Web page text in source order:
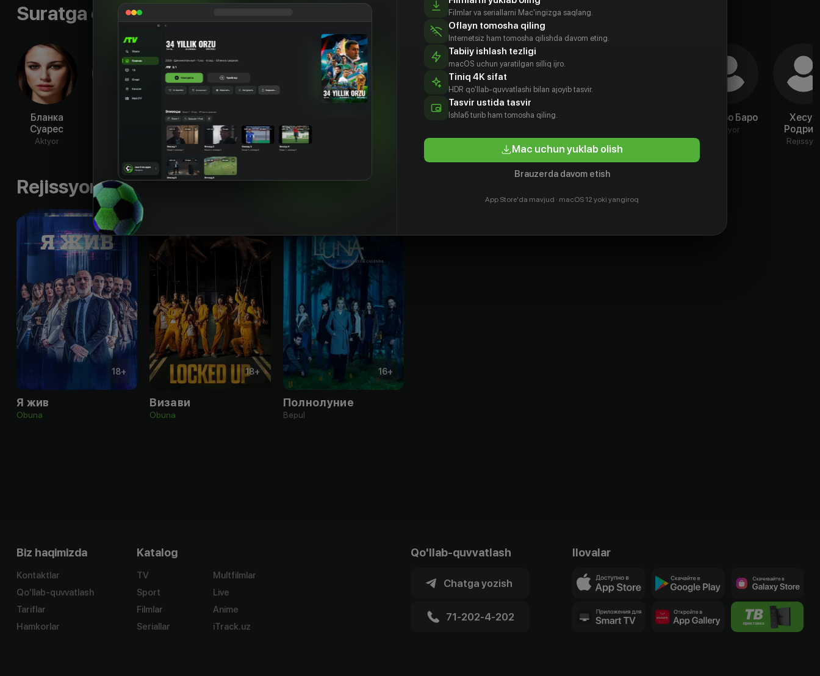
Suratga olish guruhi
Бланка
Суарес
Aktyor
Йон
Гонсалес
Aktyor
Ривас
Aktyor Aktyor
Марта Торне
Aktyor
Ампаро Баро
Aktyor
Хесус
Rejissyor
Rejissyorning boshqa ishlari
18+
Я жив
Obuna
18+
Визави
Obuna
16+
Полнолуние
Bepul
Biz haqimizda
Kontaktlar
Qo'llab-quvvatlash
Tariflar
Hamkorlar
Katalog
TV
Sport
Filmlar
Seriallar
Multfilmlar
Live
Anime
iTrack.uz
Qo'llab-quvvatlash
Chatga yozish
71-202-4-202
Ilovalar
Filmlar va seriallarni Mac'ingizga saqlang.
Oflayn tomosha qiling
Internetsiz ham tomosha qilishda davom eting.
Tabiiy ishlash tezligi
macOS uchun yaratilgan silliq ijro.
Tiniq 4K sifat
HDR qo'llab-quvvatlashi bilan ajoyib tasvir.
Tasvir ustida tasvir
Ishlаб turib ham tomosha qiling.
Mac uchun yuklab olish
Brauzerda davom etish
App Store'da mavjud · macOS 12 yoki yangiroq